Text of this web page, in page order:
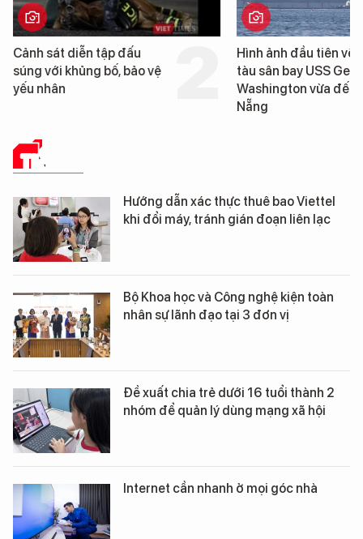
Hình ảnh đầu tiên về siêu
tàu sân bay USS George
Washington vừa đến Đà
Cận cảnh chiến hạm
tống tàu sân bay USS
George Washington
Đà Nẵng
TIN TỨC
Hướng dẫn xác thực thuê bao Viettel
khi đổi máy, tránh gián đoạn liên lạc
Bộ Khoa học và Công nghệ kiện toàn
nhân sự lãnh đạo tại 3 đơn vị
Đề xuất chia trẻ dưới 16 tuổi thành 2
nhóm để quản lý dùng mạng xã hội
Internet cần nhanh ở mọi góc nhà